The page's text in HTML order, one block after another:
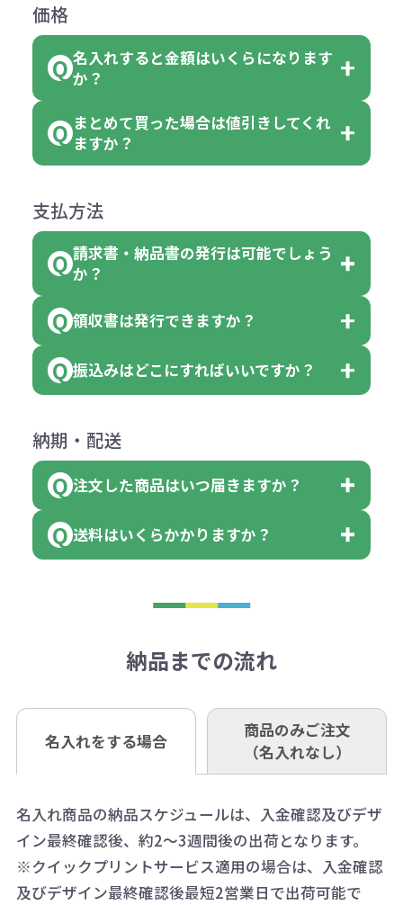
但し、ロゴなど名入れ印刷をされる
費用）
れ等分で100個ずつ入って参ります。
（割り切れない場合は数個単位で前
色指定できる商品に付きましては商
品詳細の購入の所で色が選べるよう
になっております。
い。
例えば…
クエアトート」を300個注文した場
クエアトート」は10個単位でしたら
色を指定出来るので、ピンクを100
個、ブルーを90個、イエローを110
【色指定の仕方】
に必要な個数を入力ください。
※10個単位など購入できる単位が決
はまらない数を入力すると、アラー
アラートに従って数を調整してくだ
がございます。
ご注文の際は、十分にご確認・ご検
めご了承ください。
ただし下記の場合は承っております
●初期不良または不良品（破損、故
障）の場合
合
●名入れ、オリジナルの内容が異な
っていた場合
または返金にて対応させていただき
ます。
その際不良品については送料着払い
ください。
（商品の状態により、対応が変わる
※不良商品をご返却いただけない場
います。あらかじめご了承くださ
※不良商品は商品到着後7営業日以
お問合せ先
AM10:00～PM5:00（土・日・祝日を
除く平日）
価格
名入れすると金額はいくらになります
か？
名入れありの場合の代金の計算方法
は下記の通りです。
計算例：
＜1色印刷の場合＞
（提供価格（商品代）+名入れ費用
（印刷代））×枚数+製版代
（提供価格（商品代）+名入れ費用
×色数
※例えば2色印刷の場合には、名入
れ費用が2倍、製版代が2倍必要で
相談下さい。
なお、印刷代はボリュームディスカ
同じ版で多くの数量を印刷すると、1
個当たりの印刷代単価がお安くなり
一方、数量が少なく一定数に満たな
い場合は、単価計算ではなく、印刷
代の基本料金を一式頂戴する場合が
まとめて買った場合は値引きしてくれ
ますか？
商品によりますが、お見積もりさせ
ていただきます。
見積もりサポートから個別でお問い
支払方法
請求書・納品書の発行は可能でしょう
か？
会員様はマイページより各種帳票の
ダウンロードが可能です。
詳しくはこちらはご確認ください。
領収書のダウンロード
領収書は発行できますか？
会員様はマイページより各種帳票の
詳しくはこちらはご確認ください。
領収書のダウンロード
振込みはどこにすればいいですか？
下記口座にお願いします。
■三菱UFJ銀行
小田井支店（おたいしてん）
■ゆうちょ銀行（振替口座）
口座名 株式会社モノベーション
※振り込み手数料はお客さま負担と
なりますのでご注意ください。
納期・配送
注文した商品はいつ届きますか？
既製品の場合、ご入金確認後3営業
ご入金確認後約3週間となります。
定しているものもあります。
あれば、午前中までにご注文とご入
金いただければ翌日着でお送りする
お急ぎの場合、ご相談ください。最
大限努力いたします。
送料はいくらかかりますか？
き別途申し受けます。
も複数ヶ所への納品の場合、別途送
料頂戴する場合がございます。
詳細はこちらご確認ください。
配送について
納品までの流れ
名入れをする場合
商品のみご注文
（名入れなし）
名入れ商品の納品スケジュールは、入金確認及びデザ
イン最終確認後、約2～3週間後の出荷となります。
※クイックプリントサービス適用の場合は、入金確認
及びデザイン最終確認後最短2営業日で出荷可能で